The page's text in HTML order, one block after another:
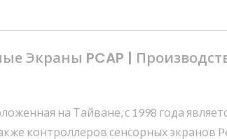
Экраны PCAP |
на Тайване, с 1998 года
контроллеров сенсорных экранов